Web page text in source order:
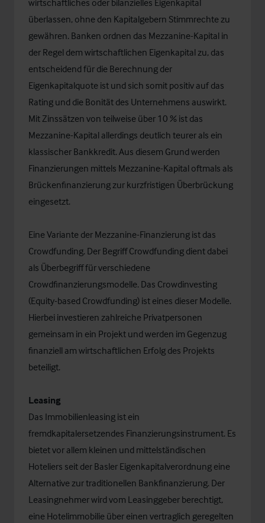
wirtschaftliches oder bilanzielles Eigenkapital
überlassen, ohne den Kapitalgebern Stimmrechte zu
gewähren. Banken ordnen das Mezzanine-Kapital in
der Regel dem wirtschaftlichen Eigenkapital zu, das
entscheidend für die Berechnung der
Eigenkapitalquote ist und sich somit positiv auf das
Rating und die Bonität des Unternehmens auswirkt.
Mit Zinssätzen von teilweise über 10 % ist das
Mezzanine-Kapital allerdings deutlich teurer als ein
klassischer Bankkredit. Aus diesem Grund werden
Finanzierungen mittels Mezzanine-Kapital oftmals als
Brückenfinanzierung zur kurzfristigen Überbrückung
eingesetzt.
Eine Variante der Mezzanine-Finanzierung ist das
Crowdfunding. Der Begriff Crowdfunding dient dabei
als Überbegriff für verschiedene
Crowdfinanzierungsmodelle. Das Crowdinvesting
(Equity-based Crowdfunding) ist eines dieser Modelle.
Hierbei investieren zahlreiche Privatpersonen
gemeinsam in ein Projekt und werden im Gegenzug
finanziell am wirtschaftlichen Erfolg des Projekts
beteiligt.
Leasing
Das Immobilienleasing ist ein
fremdkapitalersetzendes Finanzierungsinstrument. Es
bietet vor allem kleinen und mittelständischen
Hoteliers seit der Basler Eigenkapitalverordnung eine
Alternative zur traditionellen Bankfinanzierung. Der
Leasingnehmer wird vom Leasinggeber berechtigt,
eine Hotelimmobilie über einen vertraglich geregelten